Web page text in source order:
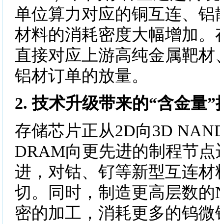
单位算力对应的铜互连、
材料的消耗密度大幅增加
直接对应上游高纯金属靶
铝材订单的放量。
2. 技术升级带来的“含金量
存储芯片正从2D向3D
DRAM向更先进的制程节
进，对钴、钌等新型互连
切。同时，制造更高层数
密的加工，消耗更多的钨